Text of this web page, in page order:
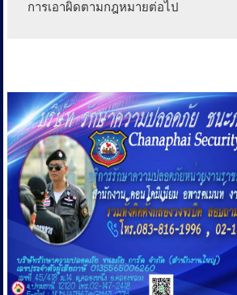
การเอาผิดตามกฎหมายต่อไป